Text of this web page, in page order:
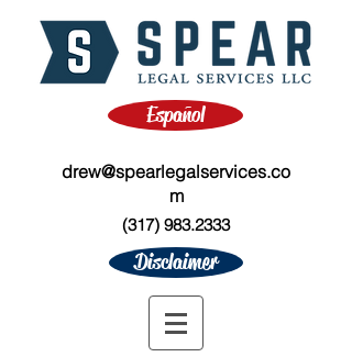
Español
drew@spearlegalservices.co
m
(317) 983.2333
Disclaimer